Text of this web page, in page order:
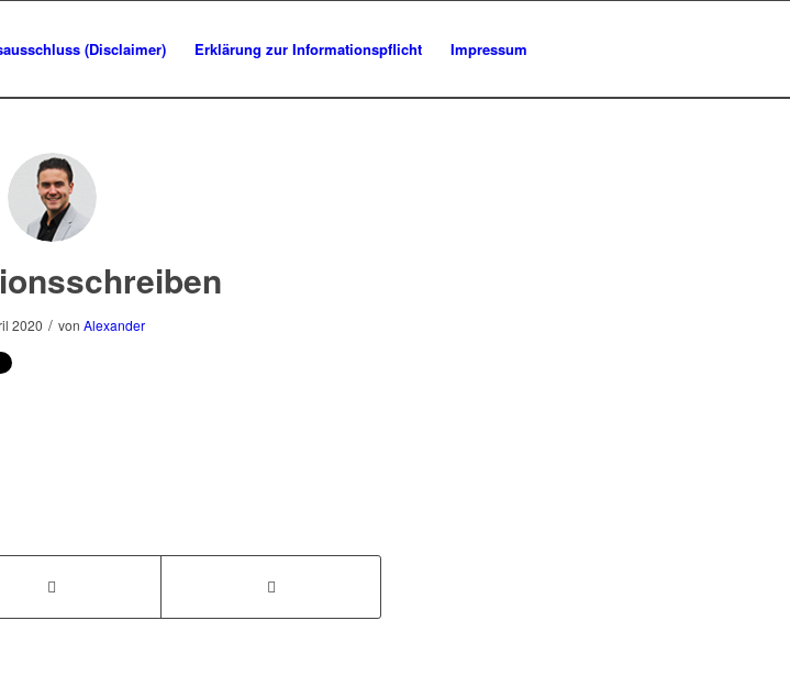
(Disclaimer) Erklärung zur Informationspflicht Impressum
2020 / von Alexander